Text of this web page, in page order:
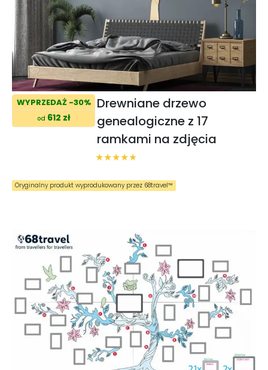
WYPRZEDAŻ -30%
od 612 zł
Drewniane drzewo
genealogiczne z 17
ramkami na zdjęcia
Oryginalny produkt wyprodukowany przez 68travel™️